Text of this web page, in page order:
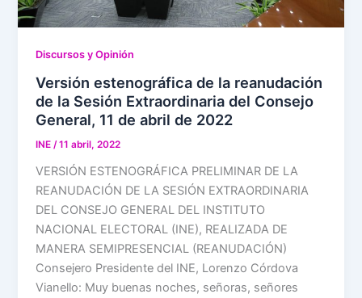
Discursos y Opinión
Versión estenográfica de la reanudación
de la Sesión Extraordinaria del Consejo
General, 11 de abril de 2022
INE/11 abril, 2022
VERSIÓN ESTENOGRÁFICA PRELIMINAR DE LA
REANUDACIÓN DE LA SESIÓN EXTRAORDINARIA
DEL CONSEJO GENERAL DEL INSTITUTO
NACIONAL ELECTORAL (INE), REALIZADA DE
MANERA SEMIPRESENCIAL (REANUDACIÓN)
Consejero Presidente del INE, Lorenzo Córdova
Vianello: Muy buenas noches, señoras, señores